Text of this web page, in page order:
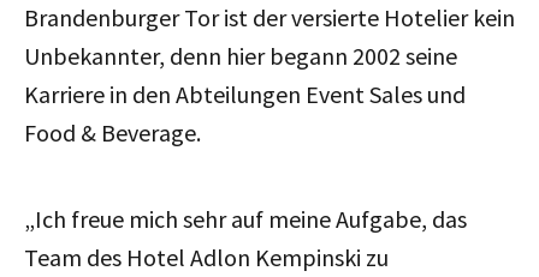
Brandenburger Tor ist der versierte Hotelier kein
Unbekannter, denn hier begann 2002 seine
Karriere in den Abteilungen Event Sales und
Food & Beverage.
„Ich freue mich sehr auf meine Aufgabe, das
Team des Hotel Adlon Kempinski zu